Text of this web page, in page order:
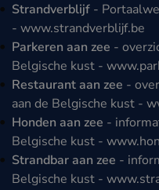
Strandverblijf -
- www.strandverblijf.be
Parkeren aan zee -
Belgische kust -
Restaurant aan zee -
aan de Belgische kust -
Honden aan zee -
Belgische kust -
Strandbar aan zee -
Belgische kust -